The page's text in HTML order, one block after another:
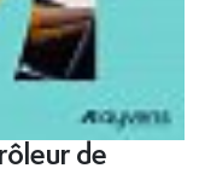
de